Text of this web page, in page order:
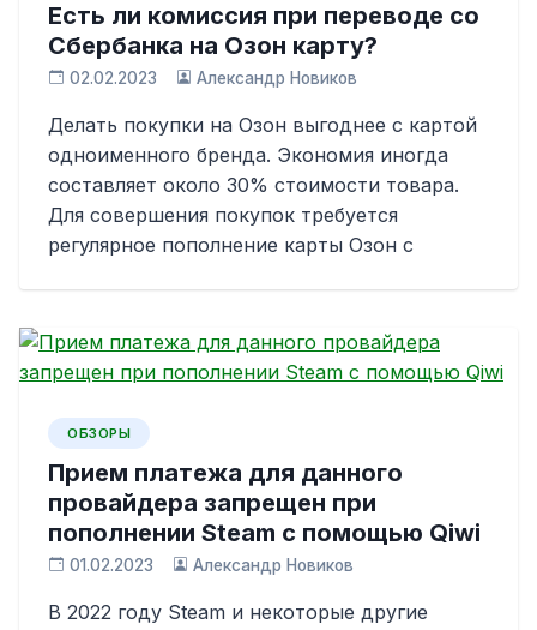
Есть ли комиссия при переводе со
Сбербанка на Озон карту?
02.02.2023 Александр Новиков
Делать покупки на Озон выгоднее с картой
одноименного бренда. Экономия иногда
составляет около 30% стоимости товара.
Для совершения покупок требуется
регулярное пополнение карты Озон с
ОБЗОРЫ
Прием платежа для данного
провайдера запрещен при
пополнении Steam с помощью Qiwi
01.02.2023 Александр Новиков
В 2022 году Steam и некоторые другие